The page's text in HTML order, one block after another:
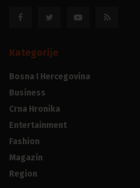
Kategorije
Bosna I Hercegovina
Business
Crna Hronika
Entertainment
Fashion
Magazin
Region